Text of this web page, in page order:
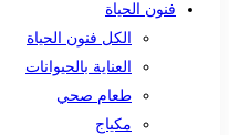
فنون الحياة
الكل فنون الحياة
العناية بالحيوانات
طعام صحي
مكياج